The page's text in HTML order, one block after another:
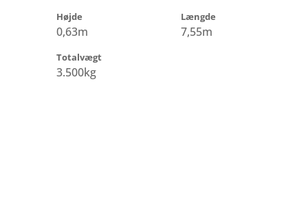
Højde
0,63m
Længde
7,55m
Totalvægt
3.500kg